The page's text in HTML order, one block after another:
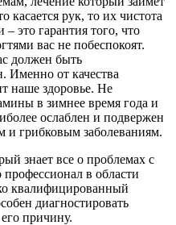
касается рук, то их чистота
это гарантия того, что
вас не побеспокоят.
должен быть
Именно от качества
наше здоровье. Не
в зимнее время года и
ослаблен и подвержен
грибковым заболеваниям.
знает все о проблемах с
в области
квалифицированный
диагностировать
причину.